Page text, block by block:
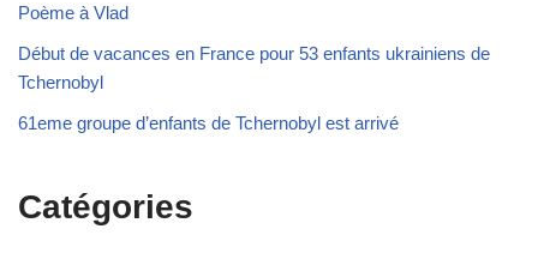
Poème à Vlad
Début de vacances en France pour 53 enfants ukrainiens de
Tchernobyl
61eme groupe d’enfants de Tchernobyl est arrivé
Catégories